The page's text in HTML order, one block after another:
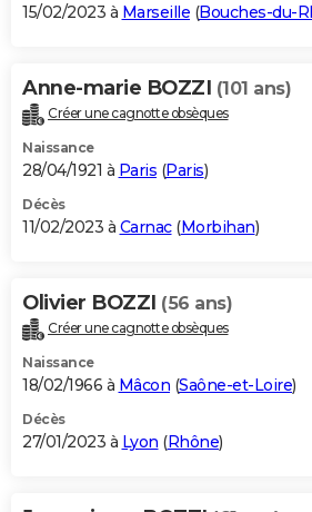
15/02/2023 à Marseille (Bouches-du-
Anne-marie BOZZI (101 ans)
Créer une cagnotte obsèques
Naissance
28/04/1921 à Paris (Paris)
Décès
11/02/2023 à Carnac(Morbihan)
Olivier BOZZI (56 ans)
Créer une cagnotte obsèques
Naissance
18/02/1966 à Mâcon (Saône-et-Loire)
Décès
27/01/2023 à Lyon (Rhône)